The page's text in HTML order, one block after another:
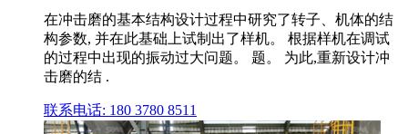
在冲击磨的基本结构设计过程中研究了转子、机体的结
构参数, 并在此基础上试制出了样机。 根据样机在调试
的过程中出现的振动过大问题。 题。 为此,重新设计冲
击磨的结 .
联系电话: 180 3780 8511